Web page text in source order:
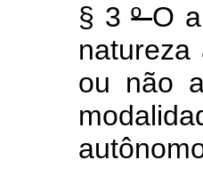
§ 3ºO
ou não